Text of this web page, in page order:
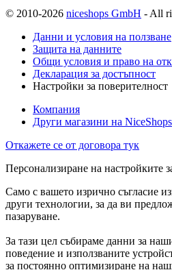
© 2010-2026 niceshops GmbH - All
Данни и условия на ползване
Защита на данните
Общи условия и право на
Декларация за достъпност
Настройки за поверителност
Компания
Други магазини на NiceShops
Откажете се от договора тук
Персонализиране на настройките
Само с вашето изрично съгласие
други технологии, за да ви
пазаруване.
За тази цел събираме данни за
поведение и използваните
за постоянно оптимизиране на